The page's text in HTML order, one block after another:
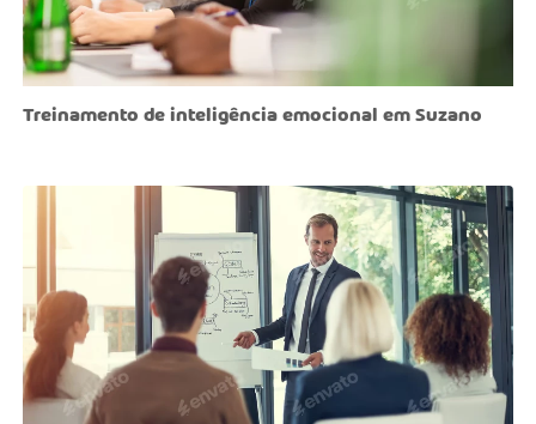
Treinamento de inteligência emocional em Suzano